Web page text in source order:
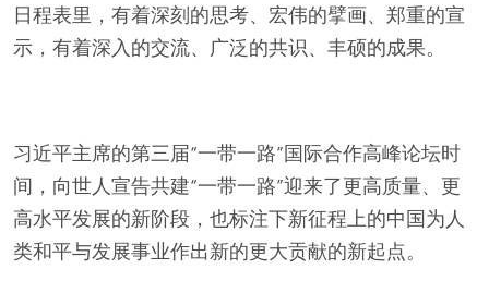
日程表里，有着深刻的思考、宏伟的擘画、郑重的宣
示，有着深入的交流、广泛的共识、丰硕的成果。
习近平主席的第三届“一带一路”国际合作高峰论坛时
间，向世人宣告共建“一带一路”迎来了更高质量、更
高水平发展的新阶段，也标注下新征程上的中国为人
类和平与发展事业作出新的更大贡献的新起点。